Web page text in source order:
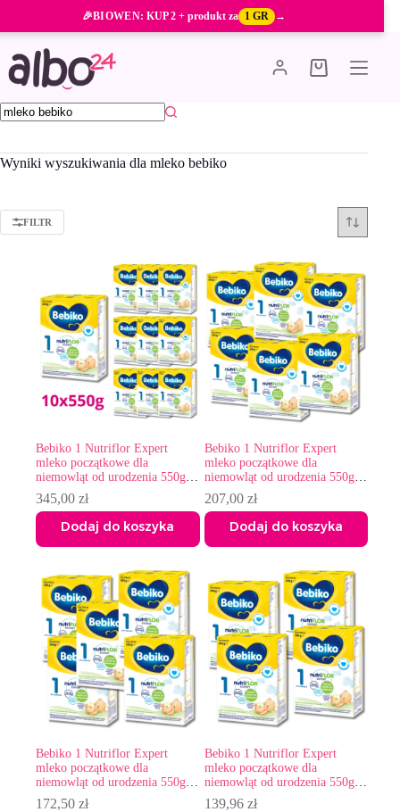
treści
🎉BIOWEN: KUP 2 + produkt za 1 GR →
Koszyk
Wyniki wyszukiwania dla mleko bebiko
FILTR
Bebiko 1 Nutriflor Expert
mleko początkowe dla
niemowląt od urodzenia 550g x
10
345,00 zł
Dodaj do koszyka
Bebiko 1 Nutriflor Expert
mleko początkowe dla
niemowląt od urodzenia 550g x
6
207,00 zł
Dodaj do koszyka
Bebiko 1 Nutriflor Expert
mleko początkowe dla
niemowląt od urodzenia 550g x
5
172,50 zł
Bebiko 1 Nutriflor Expert
mleko początkowe dla
niemowląt od urodzenia 550g x
4
139,96 zł